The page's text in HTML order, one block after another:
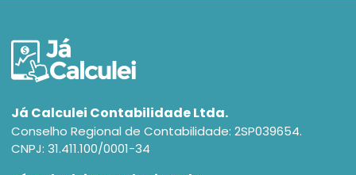
Já Calculei Contabilidade Ltda.
Conselho Regional de Contabilidade: 2SP039654.
CNPJ: 31.411.100/0001-34